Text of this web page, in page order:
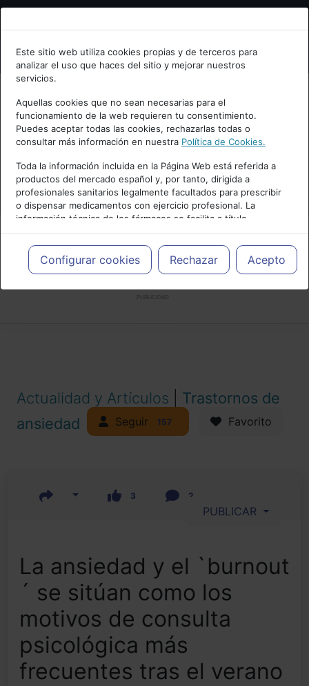
Bienvenid@ a psiquiatria.com
Escribe tu Email
Accede o regístrate con tu email.
Cancelar
Este sitio web utiliza cookies propias y de terceros para
analizar el uso que haces del sitio y mejorar nuestros
servicios.
Aquellas cookies que no sean necesarias para el
funcionamiento de la web requieren tu consentimiento.
Puedes aceptar todas las cookies, rechazarlas todas o
consultar más información en nuestra Política de Cookies.
Toda la información incluida en la Página Web está referida a
productos del mercado español y, por tanto, dirigida a
profesionales sanitarios legalmente facultados para prescribir
o dispensar medicamentos con ejercicio profesional. La
información técnica de los fármacos se facilita a título
meramente informativo, siendo responsabilidad de los
profesionales facultados prescribir medicamentos y decidir, en
cada caso concreto, el tratamiento más adecuado a las
necesidades del paciente.
Configurar cookies Rechazar Acepto
Actualidad y Artículos
Trastornos de
ansiedad
Seguir 157 Favorito
3 2
PUBLICAR
La ansiedad y el `burnout
´ se sitúan como los
motivos de consulta
psicológica más
frecuentes tras el verano